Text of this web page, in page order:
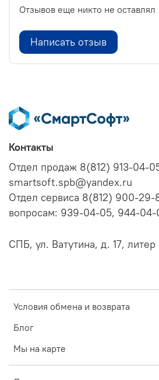
Отзывов еще никто не оставлял
Написать отзыв
Условия обмена и возврата
Блог
Мы на карте
Контакты
Отдел продаж 8(812) 913-04-
smartsoft.spb@yandex.ru
Отдел сервиса 8(812) 900-29-
вопросам: 939-04-05, 944-04-
СПБ, ул. Ватутина, д. 17,